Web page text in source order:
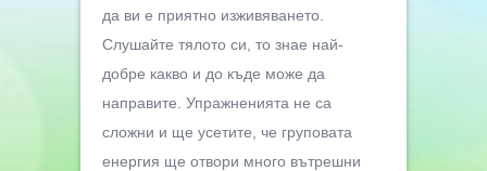
да ви е приятно изживяването.
Слушайте тялото си, то знае най-
добре какво и до къде може да
направите. Упражненията не са
сложни и ще усетите, че груповата
енергия ще отвори много вътрешни